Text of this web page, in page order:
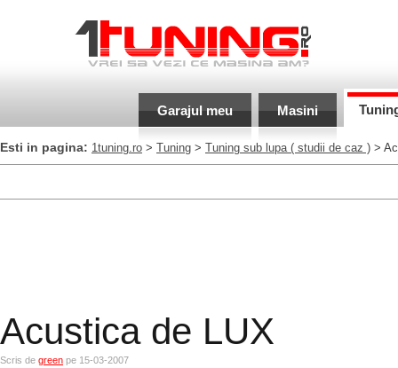
Garajul meu Masini
Esti in pagina: 1tuning.ro > Tuning > Tuning sub lupa ( studii de caz ) >
Acustica de LUX
Scris de green pe 15-03-2007